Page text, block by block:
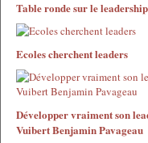
Table ronde sur le
Ecoles cherchent leaders
Développer vraiment son
Vuibert Benjamin Pavageau